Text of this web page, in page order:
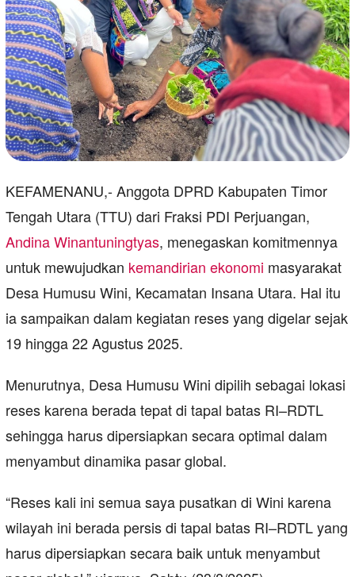
KEFAMENANU,- Anggota DPRD Kabupaten Timor
Tengah Utara (TTU) dari Fraksi PDI Perjuangan,
Andina Winantuningtyas, menegaskan komitmennya
untuk mewujudkan kemandirian ekonomi masyarakat
Desa Humusu Wini, Kecamatan Insana Utara. Hal itu
ia sampaikan dalam kegiatan reses yang digelar sejak
19 hingga 22 Agustus 2025.
Menurutnya, Desa Humusu Wini dipilih sebagai lokasi
reses karena berada tepat di tapal batas RI–RDTL
sehingga harus dipersiapkan secara optimal dalam
menyambut dinamika pasar global.
“Reses kali ini semua saya pusatkan di Wini karena
wilayah ini berada persis di tapal batas RI–RDTL yang
harus dipersiapkan secara baik untuk menyambut